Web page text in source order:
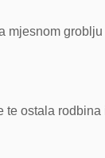
mjesnom
te ostala rodbina